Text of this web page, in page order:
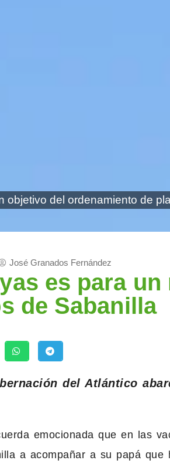
objetivo del ordenamiento de
José Granados Fernández
es para un
de Sabanilla
del Atlántico
emocionada que en las
a acompañar a su papá que